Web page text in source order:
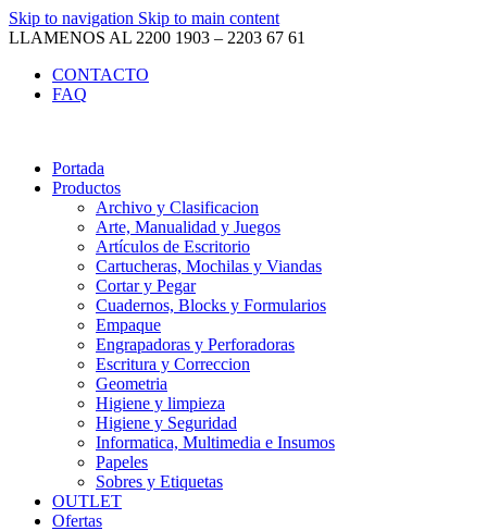
Skip to navigation Skip to main content
LLAMENOS AL 2200 1903 – 2203 67 61
CONTACTO
FAQ
Portada
Productos
Archivo y Clasificacion
Arte, Manualidad y Juegos
Artículos de Escritorio
Cartucheras, Mochilas y Viandas
Cortar y Pegar
Cuadernos, Blocks y Formularios
Empaque
Engrapadoras y Perforadoras
Escritura y Correccion
Geometria
Higiene y limpieza
Higiene y Seguridad
Informatica, Multimedia e Insumos
Papeles
Sobres y Etiquetas
OUTLET
Ofertas